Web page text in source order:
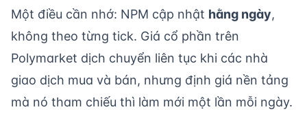
Một điều cần nhớ: NPM cập nhật hằng ngày,
không theo từng tick. Giá cổ phần trên
Polymarket dịch chuyển liên tục khi các nhà
giao dịch mua và bán, nhưng định giá nền tảng
mà nó tham chiếu thì làm mới một lần mỗi ngày.